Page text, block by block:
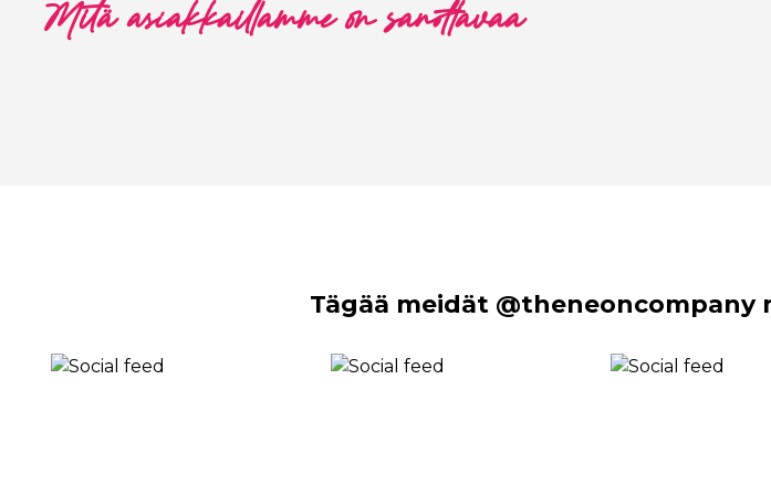
Mitä asiakkaillamme on sanottavaa
Tägää meidät @theneoncompany